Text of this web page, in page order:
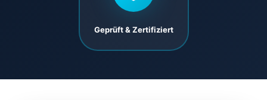
Geprüft & Zertifiziert